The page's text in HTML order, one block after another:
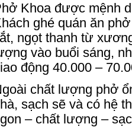
Khoa được mệnh
ghé quán ăn
ngọt thanh từ
vào buổi sáng,
động 40.000 –
chất lượng phở
sạch sẽ và có hệ
– chất lượng –